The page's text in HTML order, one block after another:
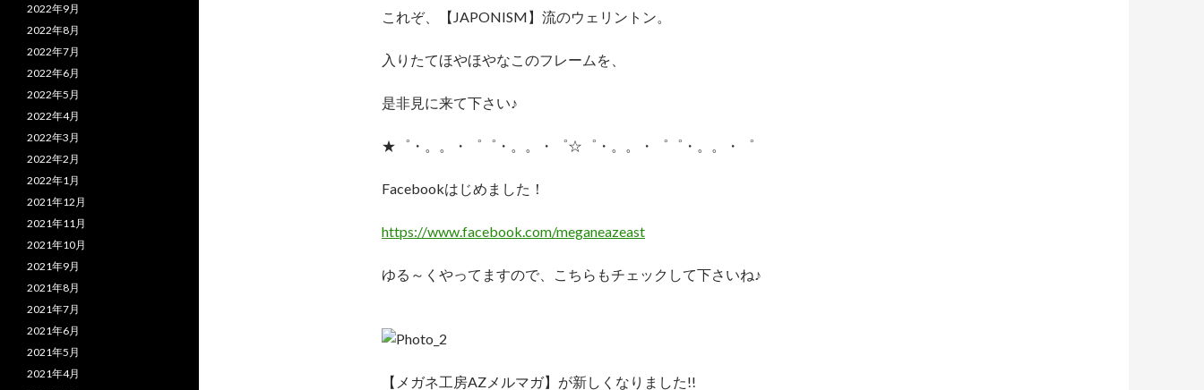
これぞ、【JAPONISM】流のウェリントン。
入りたてほやほやなこのフレームを、
是非見に来て下さい♪
★゜・。。・゜゜・。。・゜☆゜・。。・゜゜・。。・゜
Facebookはじめました！
https://www.facebook.com/meganeazeast
ゆる～くやってますので、こちらもチェックして下さいね♪
【メガネ工房AZメルマガ】が新しくなりました!!
2022年9月
2022年8月
2022年7月
2022年6月
2022年5月
2022年4月
2022年3月
2022年2月
2022年1月
2021年12月
2021年11月
2021年10月
2021年9月
2021年8月
2021年7月
2021年6月
2021年5月
2021年4月